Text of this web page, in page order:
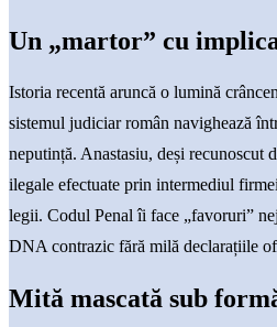
Un „martor” cu
Istoria recentă aruncă o lumină
sistemul judiciar român navighează
neputință. Anastasiu, deși recunoscut
ilegale efectuate prin intermediul
legii. Codul Penal îi face „favoruri”
DNA contrazic fără milă declarațiile
Mită mascată sub